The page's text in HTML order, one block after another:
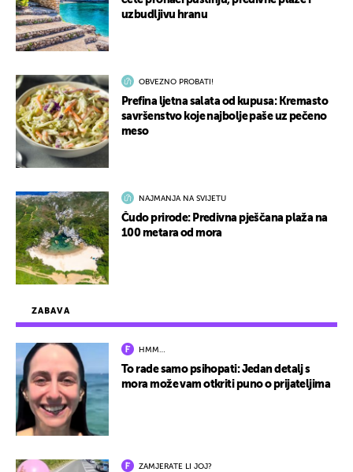
ZABAVA
HMM…
To rade samo psihopati: Jedan detalj s
mora može vam otkriti puno o prijateljima
ZAMJERATE LI JOJ?
uzbudljivu hranu
OBVEZNO PROBATI!
Prefina ljetna salata od kupusa: Kremasto
savršenstvo koje najbolje paše uz pečeno
meso
NAJMANJA NA SVIJETU
Čudo prirode: Predivna pješčana plaža na
100 metara od mora